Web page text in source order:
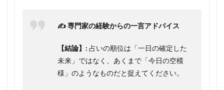
✍️ 専門家の経験からの一言アドバイス
【結論】: 占いの順位は「一日の確定した
未来」ではなく、あくまで「今日の空模
様」のようなものだと捉えてください。